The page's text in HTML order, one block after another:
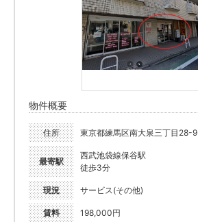
物件概要
住所 東京都練馬区南大泉三丁目28-9
最寄駅
西武池袋線保谷駅
徒歩3分
現況 サービス(その他)
賃料 198,000円